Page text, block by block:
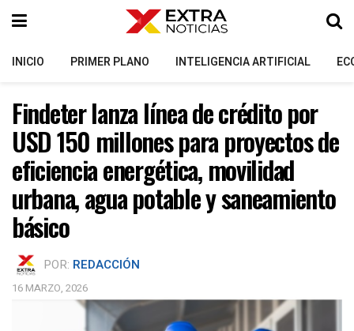
INICIO PRIMER PLANO INTELIGENCIA ARTIFICIAL
Findeter lanza línea de crédito por
USD 150 millones para proyectos de
eficiencia energética, movilidad
urbana, agua potable y saneamiento
básico
POR: REDACCIÓN
16 MARZO, 2026